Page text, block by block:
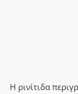
Η ρινίτιδα